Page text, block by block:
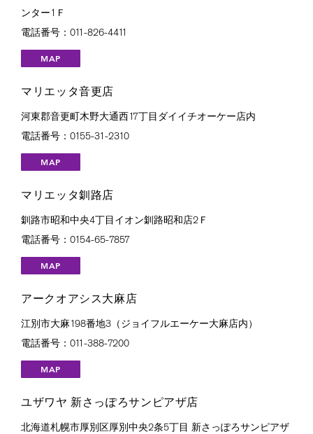
ンター1Ｆ
電話番号：011-826-4411
MAP
マリエッタ音更店
河東郡音更町木野大通西17丁目ダイイチオーケー店内
電話番号：0155-31-2310
MAP
マリエッタ釧路店
釧路市昭和中央4丁目イオン釧路昭和店2Ｆ
電話番号：0154-65-7857
MAP
アークオアシス大麻店
江別市大麻198番地3（ジョイフルエーケー大麻店内）
電話番号：011-388-7200
MAP
ユザワヤ 新さっぽろサンピアザ店
北海道札幌市厚別区厚別中央2条5丁目 新さっぽろサンピアザ